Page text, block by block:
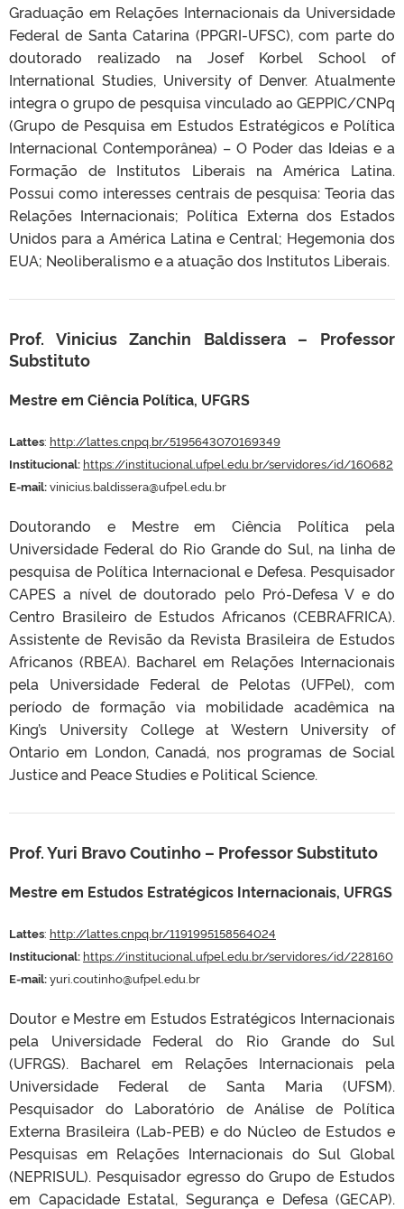
Graduação em Relações Internacionais da Universidade
Federal de Santa Catarina (PPGRI-UFSC), com parte do
doutorado realizado na Josef Korbel School of
International Studies, University of Denver. Atualmente
integra o grupo de pesquisa vinculado ao GEPPIC/CNPq
(Grupo de Pesquisa em Estudos Estratégicos e Política
Internacional Contemporânea) – O Poder das Ideias e a
Formação de Institutos Liberais na América Latina.
Possui como interesses centrais de pesquisa: Teoria das
Relações Internacionais; Política Externa dos Estados
Unidos para a América Latina e Central; Hegemonia dos
EUA; Neoliberalismo e a atuação dos Institutos Liberais.
Prof. Vinicius Zanchin Baldissera – Professor
Substituto
Mestre em Ciência Política, UFGRS
Lattes: http://lattes.cnpq.br/5195643070169349
Institucional: https://institucional.ufpel.edu.br/servidores/id/160682
E-mail:vinicius.baldissera@ufpel.edu.br
Doutorando e Mestre em Ciência Política pela
Universidade Federal do Rio Grande do Sul, na linha de
pesquisa de Política Internacional e Defesa. Pesquisador
CAPES a nível de doutorado pelo Pró-Defesa V e do
Centro Brasileiro de Estudos Africanos (CEBRAFRICA).
Assistente de Revisão da Revista Brasileira de Estudos
Africanos (RBEA). Bacharel em Relações Internacionais
pela Universidade Federal de Pelotas (UFPel), com
período de formação via mobilidade acadêmica na
King’s University College at Western University of
Ontario em London, Canadá, nos programas de Social
Justice and Peace Studies e Political Science.
Prof. Yuri Bravo Coutinho – Professor Substituto
Mestre em Estudos Estratégicos Internacionais, UFRGS
Lattes: http://lattes.cnpq.br/1191995158564024
Institucional: https://institucional.ufpel.edu.br/servidores/id/228160
E-mail:yuri.coutinho@ufpel.edu.br
Doutor e Mestre em Estudos Estratégicos Internacionais
pela Universidade Federal do Rio Grande do Sul
(UFRGS). Bacharel em Relações Internacionais pela
Universidade Federal de Santa Maria (UFSM).
Pesquisador do Laboratório de Análise de Política
Externa Brasileira (Lab-PEB) e do Núcleo de Estudos e
Pesquisas em Relações Internacionais do Sul Global
(NEPRISUL). Pesquisador egresso do Grupo de Estudos
em Capacidade Estatal, Segurança e Defesa (GECAP).